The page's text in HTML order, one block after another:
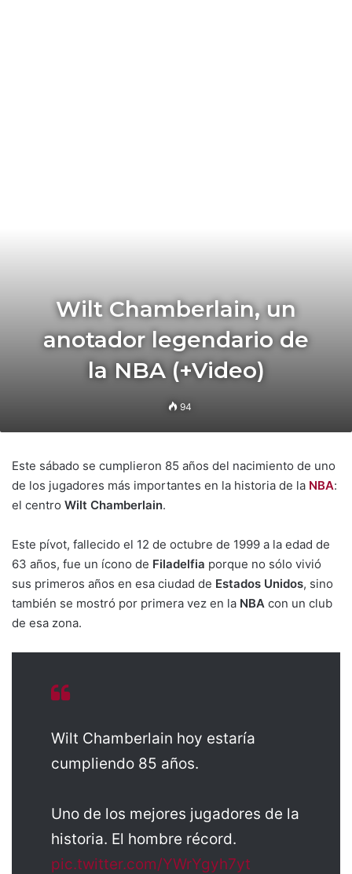
Wilt Chamberlain, un
anotador legendario de
la NBA (+Video)
94
Este sábado se cumplieron 85 años del nacimiento de uno
de los jugadores más importantes en la historia de la NBA:
el centro Wilt Chamberlain.
Este pívot, fallecido el 12 de octubre de 1999 a la edad de
63 años, fue un ícono de Filadelfia porque no sólo vivió
sus primeros años en esa ciudad de Estados Unidos, sino
también se mostró por primera vez en la NBA con un club
de esa zona.
Wilt Chamberlain hoy estaría
cumpliendo 85 años.
Uno de los mejores jugadores de la
historia. El hombre récord.
pic.twitter.com/YWrYgyh7yt